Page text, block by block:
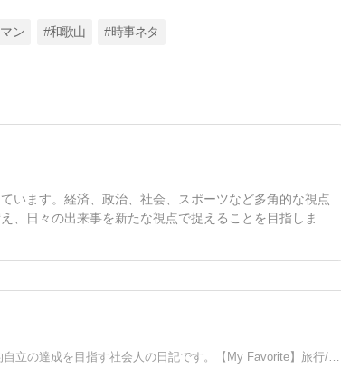
ン #和歌山 #時事ネタ
います。経済、政治、社会、スポーツなど多角的な視点
、日々の出来事を新たな視点で捉えることを目指しま